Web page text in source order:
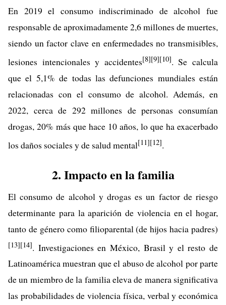
En 2019 el consumo indiscriminado de alcohol fue
responsable de aproximadamente 2,6 millones de muertes,
siendo un factor clave en enfermedades no transmisibles,
lesiones intencionales y accidentes[8][9][10]. Se calcula
que el 5,1% de todas las defunciones mundiales están
relacionadas con el consumo de alcohol. Además, en
2022, cerca de 292 millones de personas consumían
drogas, 20% más que hace 10 años, lo que ha exacerbado
los daños sociales y de salud mental[11][12].
2. Impacto en la familia
El consumo de alcohol y drogas es un factor de riesgo
determinante para la aparición de violencia en el hogar,
tanto de género como filioparental (de hijos hacia padres)
[13][14]. Investigaciones en México, Brasil y el resto de
Latinoamérica muestran que el abuso de alcohol por parte
de un miembro de la familia eleva de manera significativa
las probabilidades de violencia física, verbal y económica